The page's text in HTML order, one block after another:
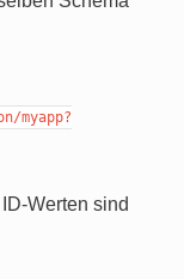
myapp?
Werten sind